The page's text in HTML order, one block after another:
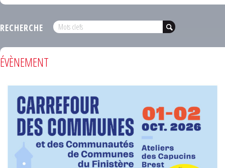
RECHERCHE
ÉVÈNEMENT